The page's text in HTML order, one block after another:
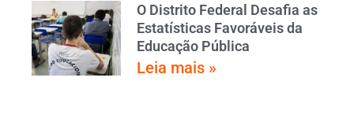
O Distrito Federal Desafia as
Estatísticas Favoráveis da
Educação Pública
Leia mais »